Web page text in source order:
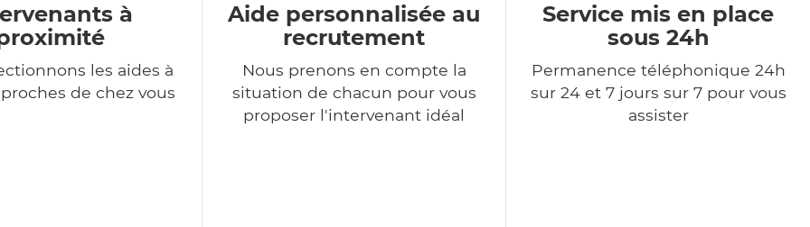
à
les aides à
de chez vous
Aide personnalisée au
recrutement
Nous prenons en compte la
situation de chacun pour vous
proposer l'intervenant idéal
Service mis en place
sous 24h
Permanence téléphonique 24h
sur 24 et 7 jours sur 7 pour vous
assister